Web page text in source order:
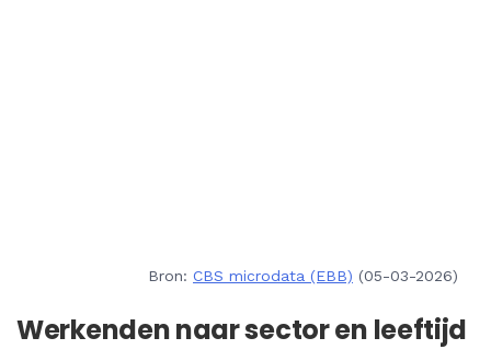
Bron: CBS microdata (EBB) (05-03-2026)
Werkenden naar sector en leeftijd